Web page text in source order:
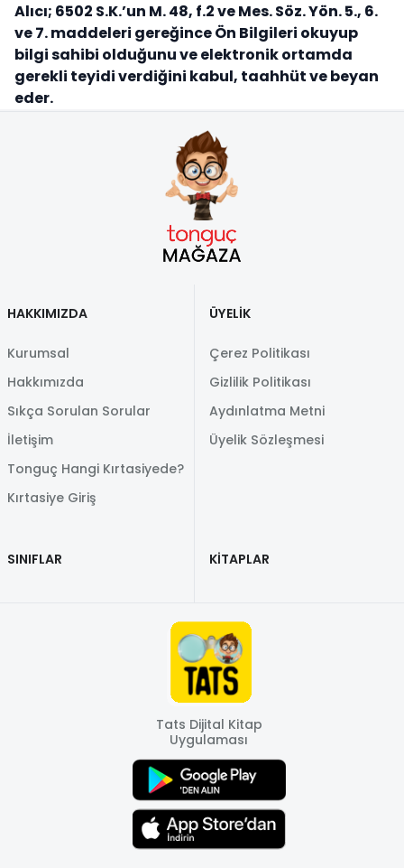
Alıcı; 6502 S.K.’un M. 48, f.2 ve Mes. Söz. Yön. 5., 6.
ve 7. maddeleri gereğince Ön Bilgileri okuyup
bilgi sahibi olduğunu ve elektronik ortamda
gerekli teyidi verdiğini kabul, taahhüt ve beyan
eder.
HAKKIMIZDA
Kurumsal
Hakkımızda
Sıkça Sorulan Sorular
İletişim
Tonguç Hangi Kırtasiyede?
Kırtasiye Giriş
ÜYELİK
Çerez Politikası
Gizlilik Politikası
Aydınlatma Metni
Üyelik Sözleşmesi
SINIFLAR KİTAPLAR
Tats Dijital Kitap
Uygulaması